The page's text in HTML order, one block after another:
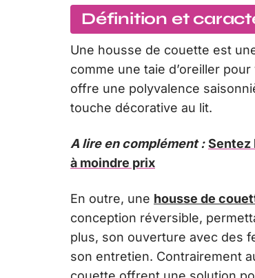
Définition et
Une housse de couette est
comme une taie d’oreiller
offre une polyvalence
touche décorative au lit.
A lire en complément : Sentez
à moindre prix
En outre, une housse de
conception réversible,
plus, son ouverture avec des
son entretien. Contrairement